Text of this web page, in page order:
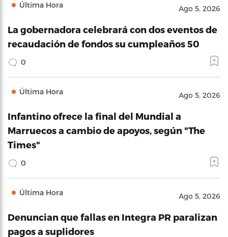
Última Hora Ago 5, 2026
La gobernadora celebrará con dos eventos de
recaudación de fondos su cumpleaños 50
0
Última Hora Ago 5, 2026
Infantino ofrece la final del Mundial a
Marruecos a cambio de apoyos, según "The
Times"
0
Última Hora Ago 5, 2026
Denuncian que fallas en Integra PR paralizan
pagos a suplidores